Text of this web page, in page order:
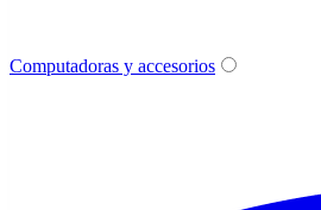
Computadoras y accesorios